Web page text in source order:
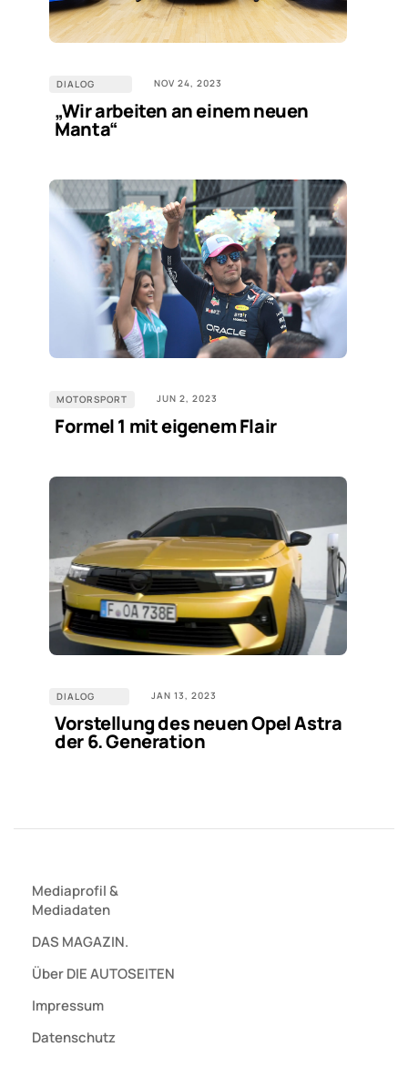
DIALOG NOV 24, 2023
„Wir arbeiten an einem neuen
Manta“
MOTORSPORT JUN 2, 2023
Formel 1 mit eigenem Flair
DIALOG JAN 13, 2023
Vorstellung des neuen Opel Astra
der 6. Generation
Mediaprofil&
Mediadaten
DAS MAGAZIN.
Über DIE AUTOSEITEN
Impressum
Datenschutz